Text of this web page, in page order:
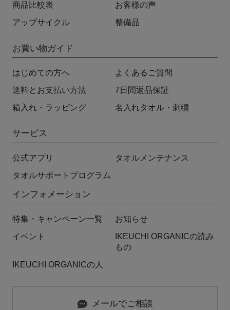
商品比較表 お客様の声
アップサイクル 整備品
お買い物ガイド
はじめての方へ よくあるご質問
送料とお支払い方法 7日間返品保証
箱入れ・ラッピング 名入れタオル・刺繍
サービス
公式アプリ タオルメンテナンス
タオルサポートプログラム
インフォメーション
特集・キャンペーン一覧 お知らせ
イベント
IKEUCHI ORGANICの読み
もの
IKEUCHI ORGANICの人
メールでご相談